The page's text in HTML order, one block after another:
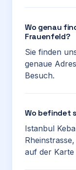
Wo genau
Frauenfeld?
Sie finden
genaue
Besuch.
Wo befindet
Istanbul
auf der Karte